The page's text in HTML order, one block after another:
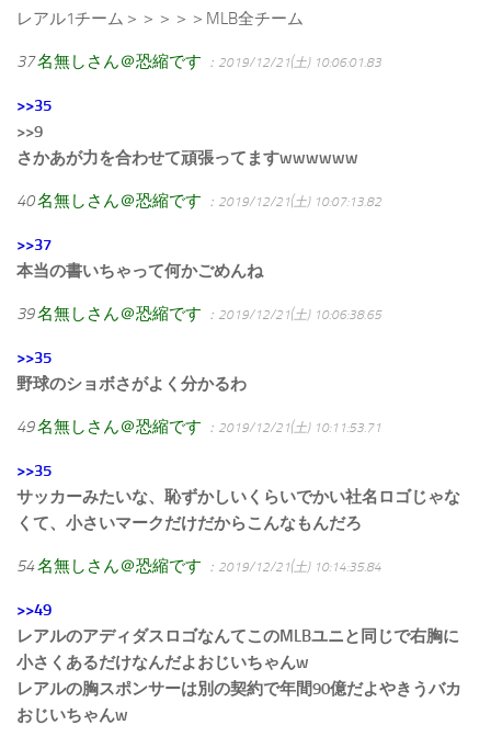
レアル1チーム＞＞＞＞＞MLB全チーム
37名無しさん＠恐縮です ：2019/12/21(土) 10:06:01.83
>>35
>>9
さかあが力を合わせて頑張ってますwwwwww
40名無しさん＠恐縮です ：2019/12/21(土) 10:07:13.82
>>37
本当の書いちゃって何かごめんね
39名無しさん＠恐縮です ：2019/12/21(土) 10:06:38.65
>>35
野球のショボさがよく分かるわ
49名無しさん＠恐縮です ：2019/12/21(土) 10:11:53.71
>>35
サッカーみたいな、恥ずかしいくらいでかい社名ロゴじゃな
くて、小さいマークだけだからこんなもんだろ
54名無しさん＠恐縮です ：2019/12/21(土) 10:14:35.84
>>49
レアルのアディダスロゴなんてこのMLBユニと同じで右胸に
小さくあるだけなんだよおじいちゃんw
レアルの胸スポンサーは別の契約で年間90億だよやきうバカ
おじいちゃんw